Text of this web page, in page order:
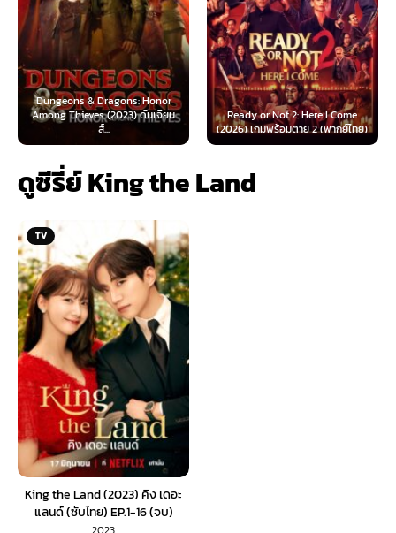
Dragons: Honor
(2023) ดันเจียน
Ready or Not 2: Here I Come
(2026) เกมพร้อมตาย 2 (พากย์ไทย)
Now You See
(2025) อาช
ดูซีรี่ย์ King the Land
TV
King the Land (2023) คิง เดอะ
แลนด์ (ซับไทย) EP.1-16 (จบ)